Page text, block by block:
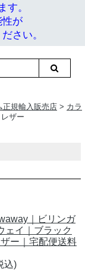
す。
性が
さい。
正規輸入販売店 > カラ
ザー
｜ビリンガ
ェイ｜ブラック
ー｜宅配便送料
込)